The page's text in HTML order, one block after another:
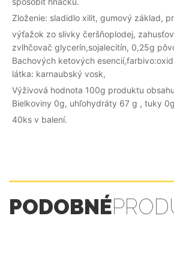
Zloženie: sladidlo xilit, gumový základ,
výťažok zo slivky čeršňoplodej,
zvlhčovač glycerín,sojalecitín, 0,25g
Bachových ketových
látka: karnaubský vosk,
Výživová hodnota 100g produktu
Bielkoviny 0g, uhľohydráty 67 g , tuky
40ks v balení.
PODOBNÉ